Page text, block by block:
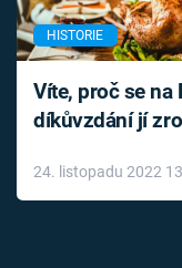
HISTORIE
Víte, proč se na
díkůvzdání jí
24. listopadu 2022